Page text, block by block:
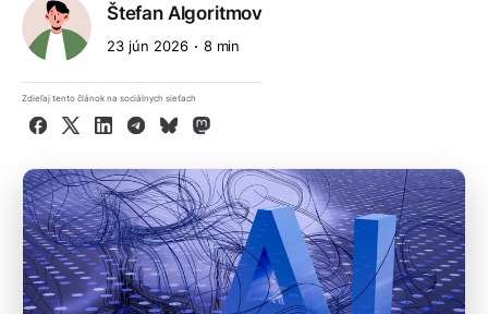
Štefan Algoritmov
23 jún 2026 8 min
Zdieľaj tento článok na sociálnych sieťach
Facebook
X LinkedInTelegram
BlueskyMastodon